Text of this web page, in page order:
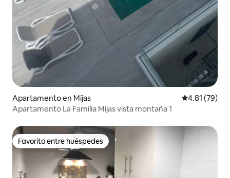
Apartamento en Mijas Calificación
4.81 (79)
Apartamento La Familia Mijas vista montaña 1
Favorito entre huéspedes
Favorito entre huéspedes